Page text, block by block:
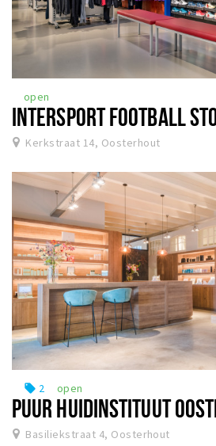
open
INTERSPORT FOOTBALL
Kerkstraat 14, Oosterhout
local_offer 2 open
PUUR HUIDINSTITUUT
Basiliekstraat 4, Oosterhout